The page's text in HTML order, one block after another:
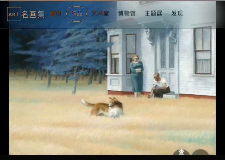
ART 名画集 首页 作品 艺术家 博物馆 主题展 发现
5
个
1
2
3
4
5
查